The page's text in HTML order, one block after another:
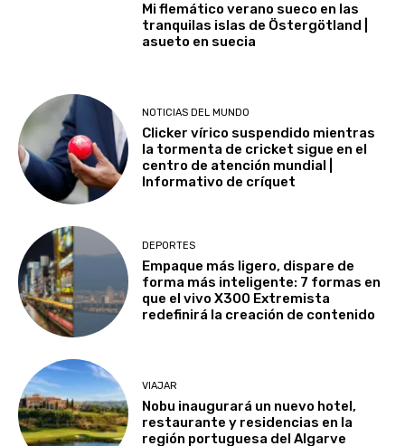
Mi flemático verano sueco en las
tranquilas islas de Östergötland |
asueto en suecia
NOTICIAS DEL MUNDO
Clicker vírico suspendido mientras
la tormenta de cricket sigue en el
centro de atención mundial |
Informativo de críquet
DEPORTES
Empaque más ligero, dispare de
forma más inteligente: 7 formas en
que el vivo X300 Extremista
redefinirá la creación de contenido
VIAJAR
Nobu inaugurará un nuevo hotel,
restaurante y residencias en la
región portuguesa del Algarve